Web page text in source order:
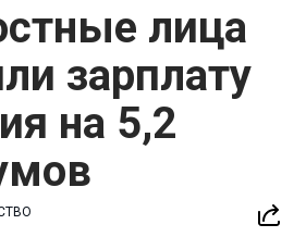
лица
зарплату
на 5,2